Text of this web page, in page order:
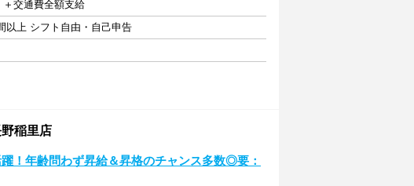
＋交通費全額支給
以上 シフト自由・自己申告
稲里店
躍！年齢問わず昇給＆昇格のチャンス多数◎要：